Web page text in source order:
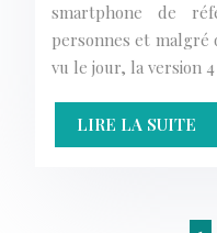
smartphone de
personnes et malgré
vu le jour, la version
LIRE LA SUITE